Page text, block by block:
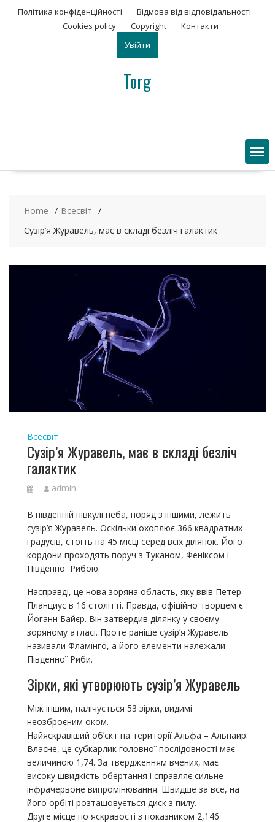
t
Політика конфіденційності
Відмова від відповідальності
Сookies policy
Copyright
Контакти
Увійти
Torg
Home
Всесвіт
Сузір’я Журавель, має в складі безліч галактик
Всесвіт
Сузір’я Журавель, має в складі безліч
галактик
admin
В південній півкулі неба, поряд з іншими, лежить
сузір’я Журавель. Оскільки охоплює 366 квадратних
градусів, стоїть на 45 місці серед всіх ділянок. Його
кордони проходять поруч з Туканом, Феніксом і
Південної Рибою.
Насправді, це нова зоряна область, яку ввів Петер
Планциус в 16 столітті. Правда, офіційно творцем є
Йоганн Байєр. Він затвердив ділянку у своєму
зоряному атласі. Проте раніше сузір’я Журавель
називали Фламінго, а його елементи належали
Південної Риби.
Зірки, які утворюють сузір’я Журавель
Між іншим, налічується 53 зірки, видимі
неозброєним оком.
Найяскравіший об’єкт на території Альфа – Альнаир.
Власне, це субкарлик головної послідовності має
величиною 1,74. За твердженням вчених, має
високу швидкість обертання і справляє сильне
інфрачервоне випромінювання. Швидше за все, на
його орбіті розташовується диск з пилу.
Друге місце по яскравості з показником 2,146